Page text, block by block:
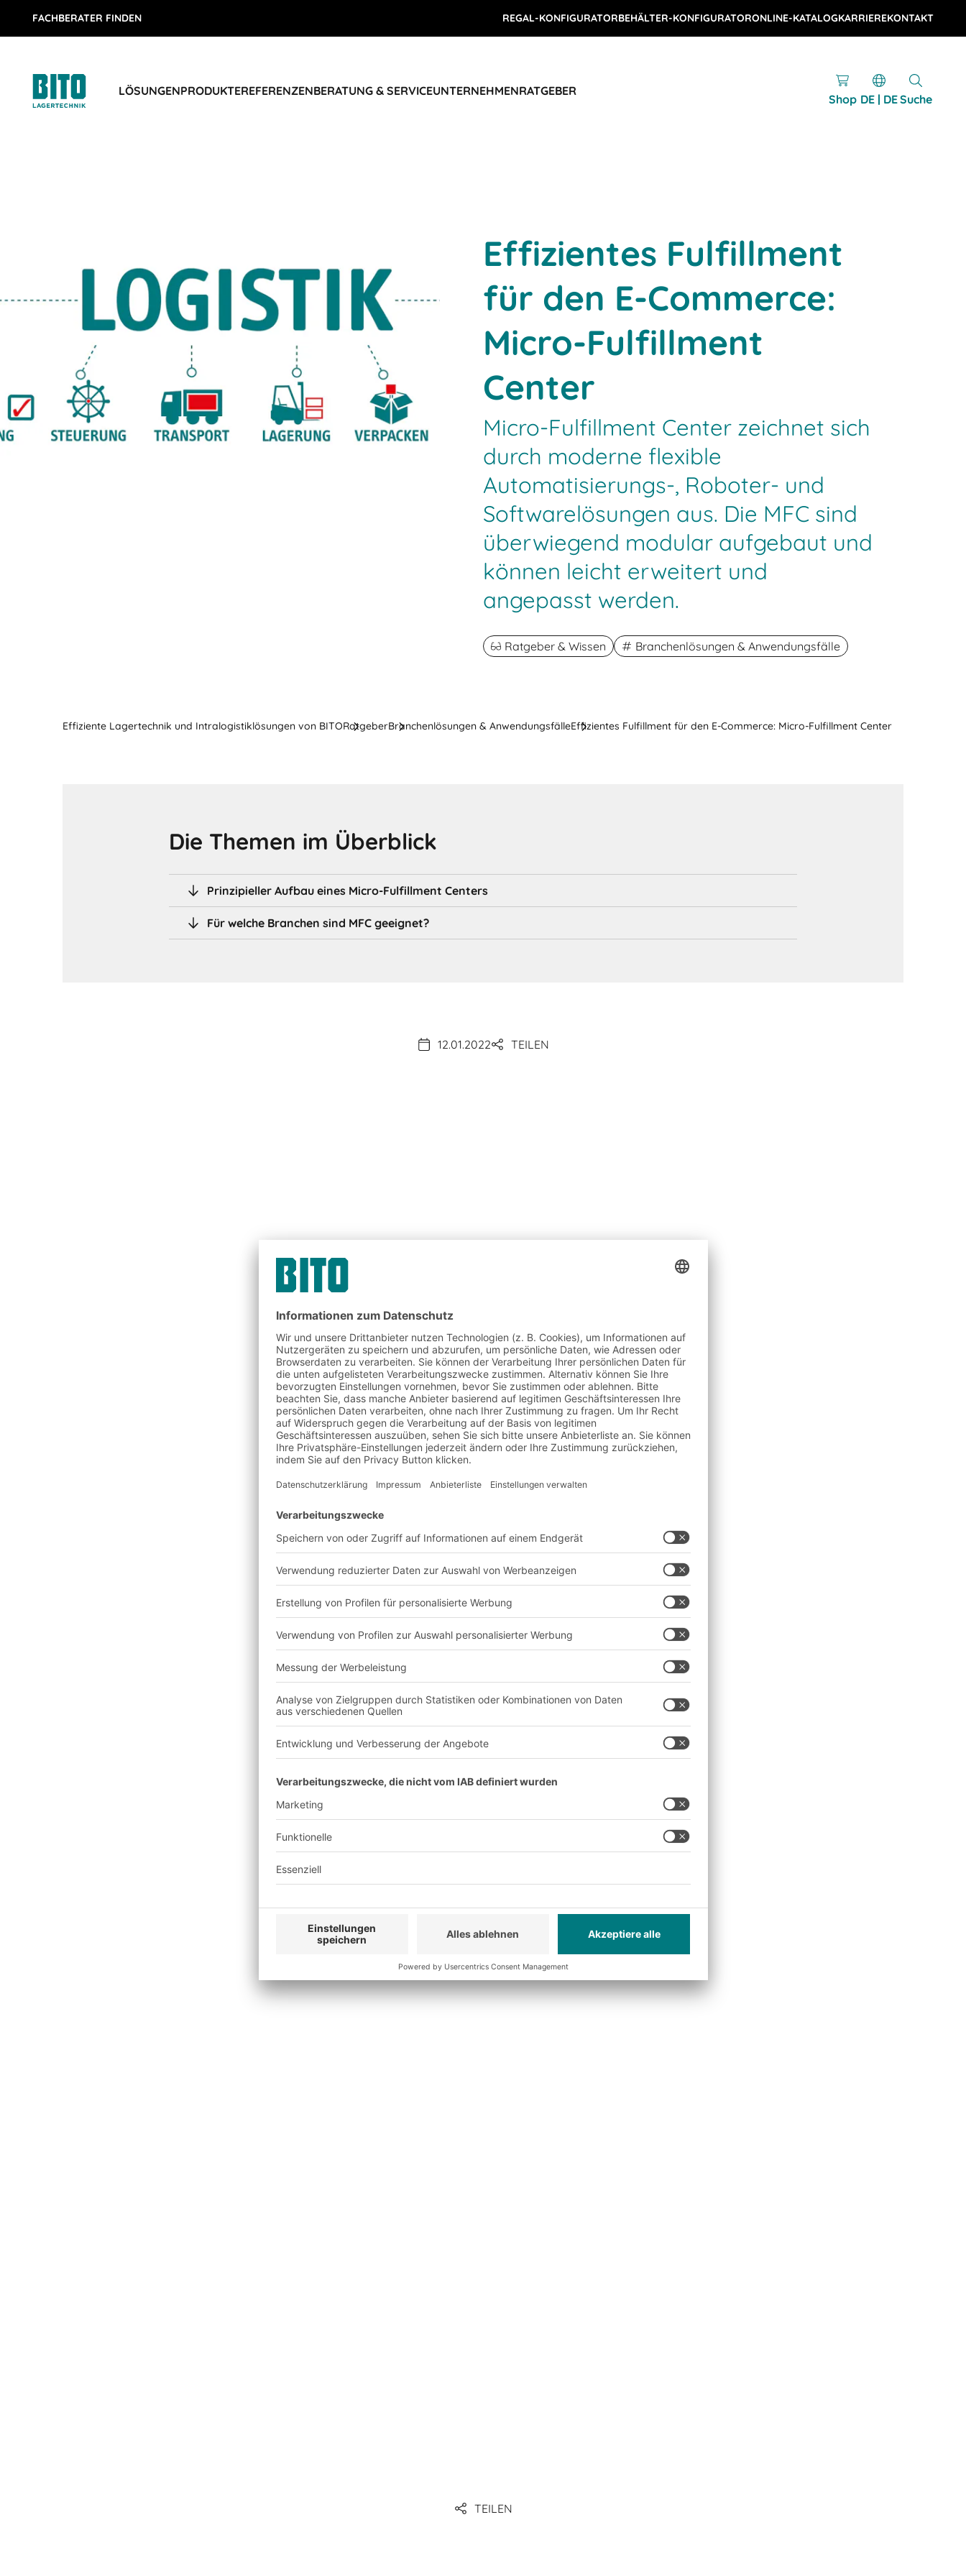
FACHBERATER FINDEN REGAL-KONFIGURATORBEHÄLTER-KONFIGURATORONLINE-KATALOGKARRIEREKONTAKT
LÖSUNGENPRODUKTEREFERENZENBERATUNG & SERVICEUNTERNEHMENRATGEBER
Shop DE | DESuche
Effizientes Fulfillment
für den E-Commerce:
Micro-Fulfillment
Center
Micro-Fulfillment Center zeichnet sich
durch moderne flexible
Automatisierungs-, Roboter- und
Softwarelösungen aus. Die MFC sind
überwiegend modular aufgebaut und
können leicht erweitert und
angepasst werden.
Ratgeber & Wissen Branchenlösungen & Anwendungsfälle
Effiziente Lagertechnik und Intralogistiklösungen von BITORatgeberBranchenlösungen & AnwendungsfälleEffizientes Fulfillment für den E-Commerce: Micro-Fulfillment Center
Die Themen im Überblick
Prinzipieller Aufbau eines Micro-Fulfillment Centers
Für welche Branchen sind MFC geeignet?
12.01.2022 TEILEN
TEILEN